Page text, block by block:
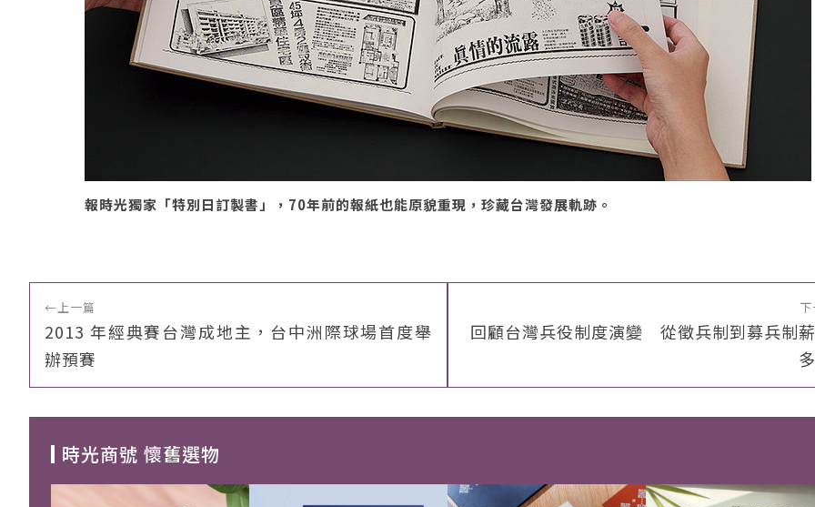
報時光獨家「特別日訂製書」，70年前的報紙也能原貌重現，珍藏台灣發展軌跡。
←上一篇
2013 年經典賽台灣成地主，台中洲際球場首度舉
辦預賽
回顧台灣兵役制度演變 從徵兵制到募兵制
時光商號 懷舊選物